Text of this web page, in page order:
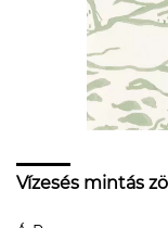
Vízesés mintás